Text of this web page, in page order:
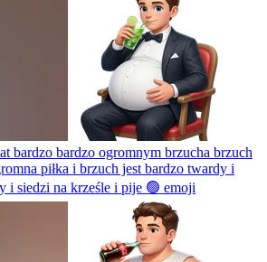
bardzo bardzo ogromnym brzucha brzuch
piłka i brzuch jest bardzo twardy i
i siedzi na krześle i pije 🟢 emoji